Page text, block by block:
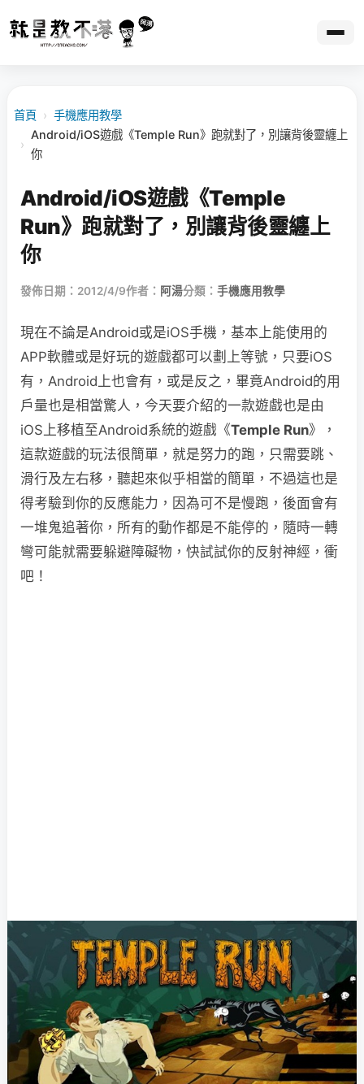
首頁 › 手機應用教學
›
Android/iOS遊戲《Temple Run》跑就對了，別讓背後靈纏上
你
Android/iOS遊戲《Temple
Run》跑就對了，別讓背後靈纏上
你
發佈日期：2012/4/9作者： 阿湯分類： 手機應用教學
現在不論是Android或是iOS手機，基本上能使用的
APP軟體或是好玩的遊戲都可以劃上等號，只要iOS
有，Android上也會有，或是反之，畢竟Android的用
戶量也是相當驚人，今天要介紹的一款遊戲也是由
iOS上移植至Android系統的遊戲《Temple Run》，
這款遊戲的玩法很簡單，就是努力的跑，只需要跳、
滑行及左右移，聽起來似乎相當的簡單，不過這也是
得考驗到你的反應能力，因為可不是慢跑，後面會有
一堆鬼追著你，所有的動作都是不能停的，隨時一轉
彎可能就需要躲避障礙物，快試試你的反射神經，衝
吧！